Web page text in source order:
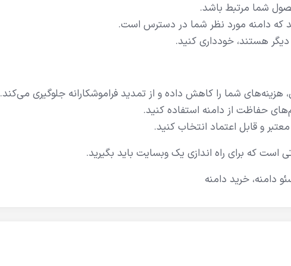
شما مرتبط باشد.
که دامنه مورد نظر شما در دسترس است.
هستند، خودداری کنید.
هزینه‌های شما را کاهش داده و از تمدید فراموشکارانه جلوگیری می‌کند.
حفاظت از دامنه استفاده کنید.
و قابل اعتماد انتخاب کنید.
که برای راه اندازی یک وبسایت باید بگیرید.
دامنه، خرید دامنه